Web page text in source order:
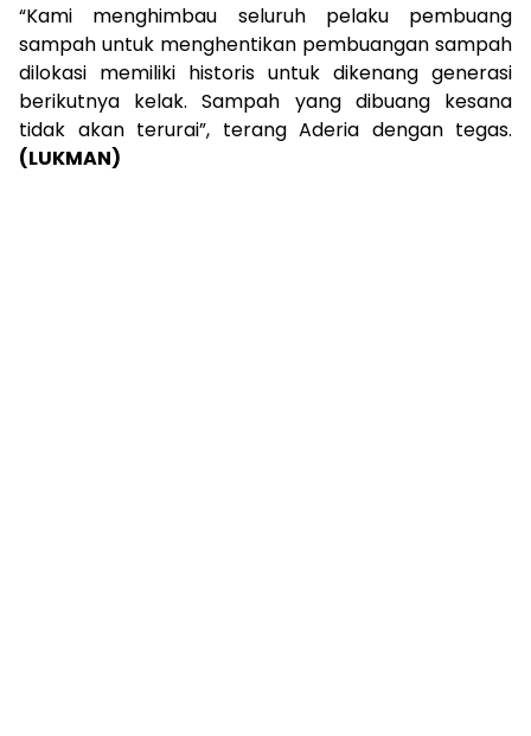
“Kami menghimbau seluruh pelaku pembuang
sampah untuk menghentikan pembuangan sampah
dilokasi memiliki historis untuk dikenang generasi
berikutnya kelak. Sampah yang dibuang kesana
tidak akan terurai”, terang Aderia dengan tegas.
(LUKMAN)